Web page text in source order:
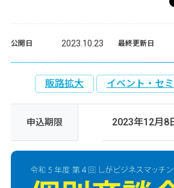
公開日 2023.10.23 最終更新日
販路拡大 イベント・セ
申込期限 2023年12月8